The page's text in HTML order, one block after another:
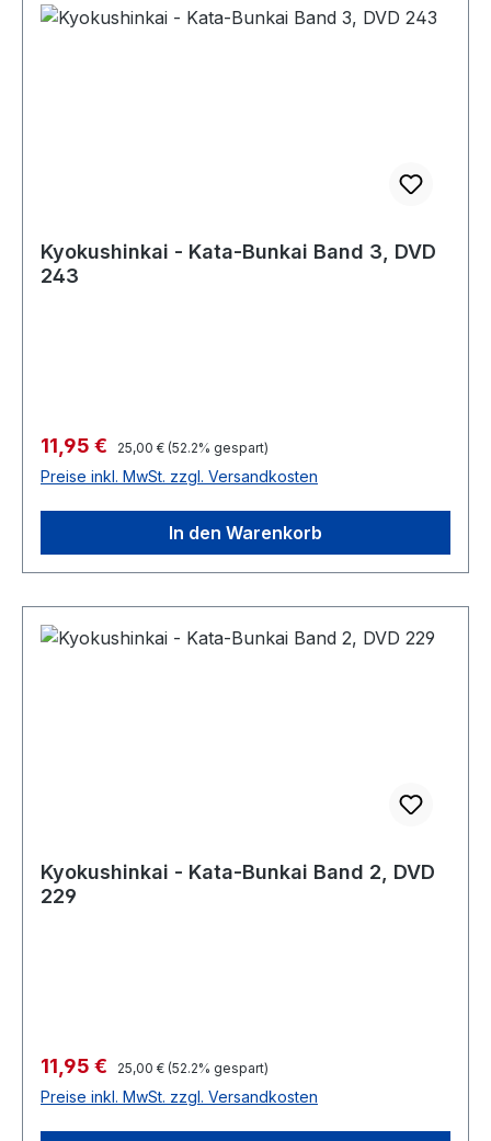
Kyokushinkai - Kata-Bunkai Band 3, DVD
243
Verkaufspreis:
11,95 € Regulärer Preis:
25,00 € (52.2% gespart)
Preise inkl. MwSt. zzgl. Versandkosten
In den Warenkorb
Kyokushinkai - Kata-Bunkai Band 2, DVD
229
Verkaufspreis:
11,95 € Regulärer Preis:
25,00 € (52.2% gespart)
Preise inkl. MwSt. zzgl. Versandkosten